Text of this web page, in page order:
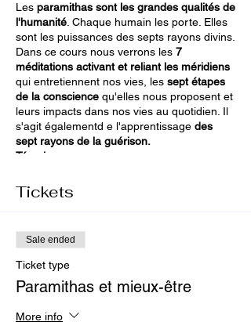
Les paramithas sont les grandes qualités de
l'humanité . Chaque humain les porte. Elles
sont les puissances des septs rayons divins.
Dans ce cours nous verrons les 7
méditations activant et reliant les méridiens
qui entretiennent nos vies, les sept étapes
de la conscience qu'elles nous proposent et
leurs impacts dans nos vies au quotidien. Il
s'agit égalementd e l'apprentissage des
sept rayons de la guérison.
Témoignage
sessions, se proposent comme u
moment et nous obligent en quelques
sortes à te saluer bien bas! Merci pour ses
années d'enseignements toujours
Tickets
Sale ended
Ticket type
Paramithas et mieux-être
More info